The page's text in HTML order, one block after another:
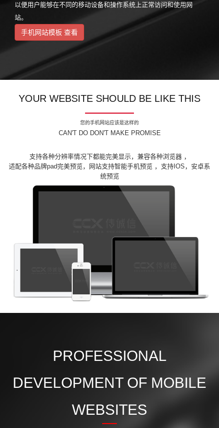
以便用户能够在不同的移动设备和操作系统上正常访问和使用网
站。
手机网站模板 查看
YOUR WEBSITE SHOULD BE LIKE THIS
您的手机网站应该是这样的
CAN'T DO DON'T MAKE PROMISE
支持各种分辨率情况下都能完美显示，兼容各种浏览器 ，
适配各种品牌pad完美预览，网站支持智能手机预览 ，支持IOS，安卓系
统预览
PROFESSIONAL
DEVELOPMENT OF MOBILE
WEBSITES